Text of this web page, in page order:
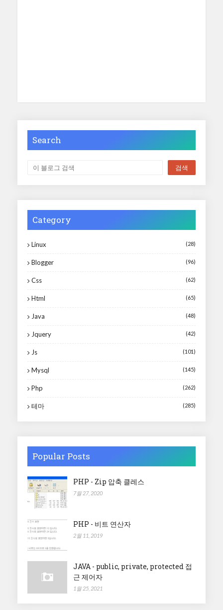
Search
Category
Linux (28)
Blogger (96)
Css (62)
Html (65)
Java (48)
Jquery (42)
Js (101)
Mysql (145)
Php (262)
테마 (285)
Popular Posts
PHP - Zip 압축 클레스
7월 27, 2020
PHP - 비트 연산자
2월 11, 2019
JAVA - public, private, protected 접
근 제어자
1월 25, 2021